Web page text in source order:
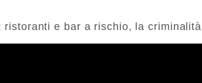
ristoranti e bar a rischio, la